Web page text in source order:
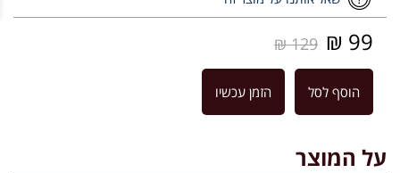
99 ₪
129 ₪
הוסף לסל הזמן עכשיו
על המוצר